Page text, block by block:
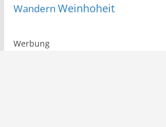
Wandern Weinhoheit
Werbung